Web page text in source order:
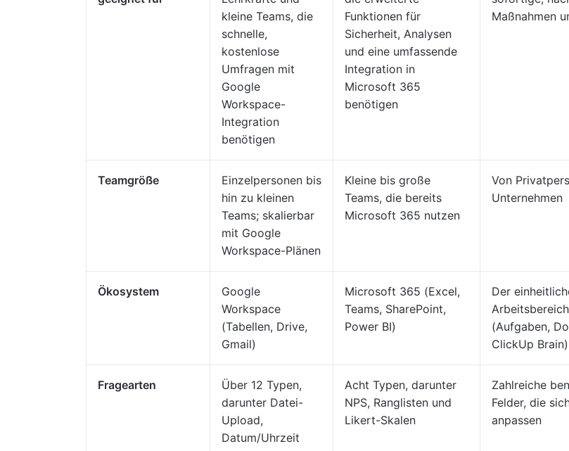
kleine Teams, die
schnelle,
kostenlose
Umfragen mit
Google
Workspace-
Integration
benötigen
Funktionen für
Sicherheit, Analysen
und eine umfassende
Integration in
Microsoft 365
benötigen
Maßnahmen
Teamgröße
Einzelpersonen bis
hin zu kleinen
Teams; skalierbar
mit Google
Workspace-Plänen
Kleine bis große
Teams, die bereits
Microsoft 365 nutzen
Von
Unternehmen
Ökosystem
Google
Workspace
(Tabellen, Drive,
Gmail)
Microsoft 365 (Excel,
Teams, SharePoint,
Power BI)
Der
(Aufgaben,
ClickUp Brain)
Fragearten
Über 12 Typen,
darunter Datei-
Upload,
Datum/Uhrzeit
Acht Typen, darunter
NPS, Ranglisten und
Likert-Skalen
Zahlreiche
Felder, die
anpassen